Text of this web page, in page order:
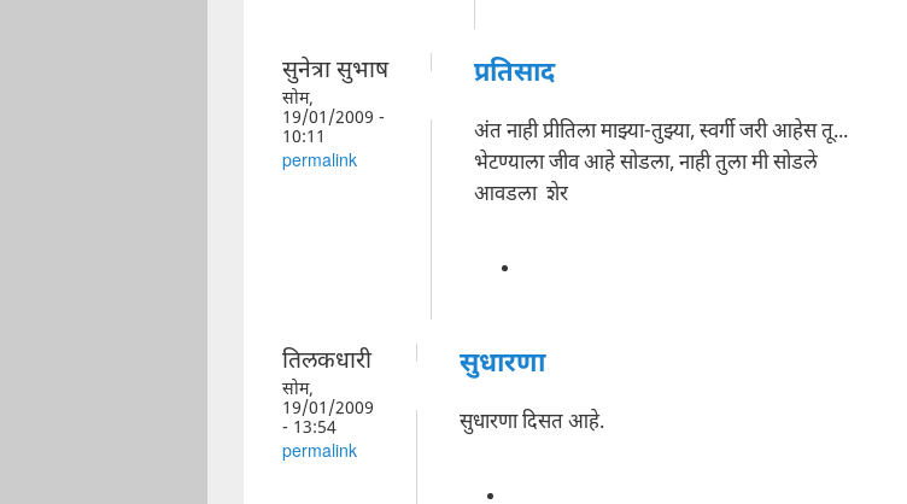
सुनेत्रा सुभाष
सोम,
19/01/2009 -
10:11
permalink
प्रतिसाद
अंत नाही प्रीतिला माझ्या-तुझ्या, स्वर्गी जरी आहेस तू...
भेटण्याला जीव आहे सोडला, नाही तुला मी सोडले
आवडला शेर
तिलकधारी
सोम,
19/01/2009
- 13:54
permalink
सुधारणा
सुधारणा दिसत आहे.